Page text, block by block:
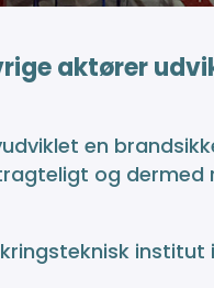
aktører
en
og dermed
institut